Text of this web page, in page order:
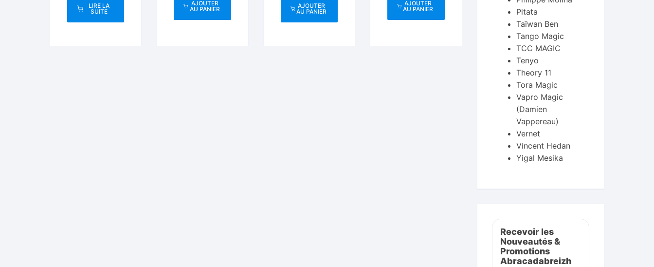
LIRE LA
SUITE
AJOUTER
AU PANIER
AJOUTER
AU PANIER
AJOUTER
AU PANIER
Pitata
Taïwan Ben
Tango Magic
TCC MAGIC
Tenyo
Theory 11
Tora Magic
Vapro Magic
(Damien
Vappereau)
Vernet
Vincent Hedan
Yigal Mesika
Recevoir les
Nouveautés &
Promotions
Abracadabreizh